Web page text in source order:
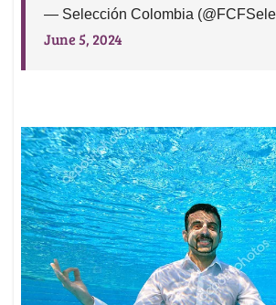
— Selección Colombia
June 5, 2024